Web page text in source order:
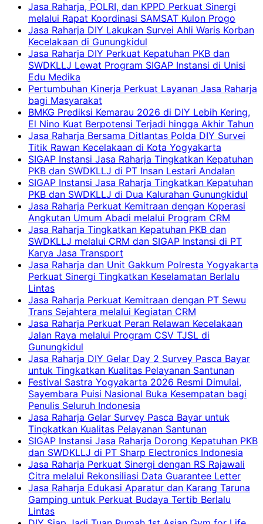
Jasa Raharja, POLRI, dan KPPD Perkuat Sinergi
melalui Rapat Koordinasi SAMSAT Kulon Progo
Jasa Raharja DIY Lakukan Survei Ahli Waris Korban
Kecelakaan di Gunungkidul
Jasa Raharja DIY Perkuat Kepatuhan PKB dan
SWDKLLJ Lewat Program SIGAP Instansi di Unisi
Edu Medika
Pertumbuhan Kinerja Perkuat Layanan Jasa Raharja
bagi Masyarakat
BMKG Prediksi Kemarau 2026 di DIY Lebih Kering,
El Nino Kuat Berpotensi Terjadi hingga Akhir Tahun
Jasa Raharja Bersama Ditlantas Polda DIY Survei
Titik Rawan Kecelakaan di Kota Yogyakarta
SIGAP Instansi Jasa Raharja Tingkatkan Kepatuhan
PKB dan SWDKLLJ di PT Insan Lestari Andalan
SIGAP Instansi Jasa Raharja Tingkatkan Kepatuhan
PKB dan SWDKLLJ di Dua Kalurahan Gunungkidul
Jasa Raharja Perkuat Kemitraan dengan Koperasi
Angkutan Umum Abadi melalui Program CRM
Jasa Raharja Tingkatkan Kepatuhan PKB dan
SWDKLLJ melalui CRM dan SIGAP Instansi di PT
Karya Jasa Transport
Jasa Raharja dan Unit Gakkum Polresta Yogyakarta
Perkuat Sinergi Tingkatkan Keselamatan Berlalu
Lintas
Jasa Raharja Perkuat Kemitraan dengan PT Sewu
Trans Sejahtera melalui Kegiatan CRM
Jasa Raharja Perkuat Peran Relawan Kecelakaan
Jalan Raya melalui Program CSV TJSL di
Gunungkidul
Jasa Raharja DIY Gelar Day 2 Survey Pasca Bayar
untuk Tingkatkan Kualitas Pelayanan Santunan
Festival Sastra Yogyakarta 2026 Resmi Dimulai,
Sayembara Puisi Nasional Buka Kesempatan bagi
Penulis Seluruh Indonesia
Jasa Raharja Gelar Survey Pasca Bayar untuk
Tingkatkan Kualitas Pelayanan Santunan
SIGAP Instansi Jasa Raharja Dorong Kepatuhan PKB
dan SWDKLLJ di PT Sharp Electronics Indonesia
Jasa Raharja Perkuat Sinergi dengan RS Rajawali
Citra melalui Rekonsiliasi Data Guarantee Letter
Jasa Raharja Edukasi Aparatur dan Karang Taruna
Gamping untuk Perkuat Budaya Tertib Berlalu
Lintas